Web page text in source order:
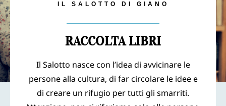
IL SALOTTO DI GIANO
RACCOLTA LIBRI
Il Salotto nasce con l’idea di avvicinare le
persone alla cultura, di far circolare le idee e
di creare un rifugio per tutti gli smarriti.